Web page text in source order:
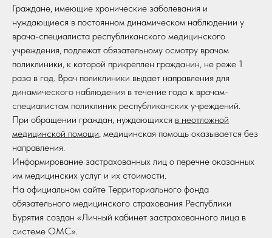
Граждане, имеющие хронические заболевания и
нуждающиеся в постоянном динамическом наблюдении у
врача-специалиста республиканского медицинского
учреждения, подлежат обязательному осмотру врачом
поликлиники, к которой прикреплен гражданин, не реже 1
раза в год. Врач поликлиники выдает направления для
динамического наблюдения в течение года к врачам-
специалистам поликлиник республиканских учреждений.
При обращении граждан, нуждающихся в неотложной
медицинской помощи, медицинская помощь оказывается без
направления.
Информирование застрахованных лиц о перечне оказанных
им медицинских услуг и их стоимости.
На официальном сайте Территориального фонда
обязательного медицинского страхования Республики
Бурятия создан «Личный кабинет застрахованного лица в
системе ОМС».